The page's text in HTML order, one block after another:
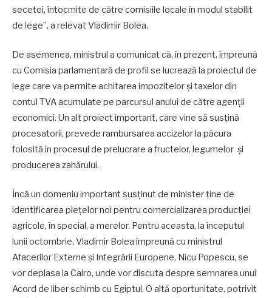
secetei, întocmite de către comisiile locale în modul stabilit
de lege”, a relevat Vladimir Bolea.
De asemenea, ministrul a comunicat că, în prezent, împreună
cu Comisia parlamentară de profil se lucrează la proiectul de
lege care va permite achitarea impozitelor și taxelor din
contul TVA acumulate pe parcursul anului de către agenții
economici. Un alt proiect important, care vine să susțină
procesatorii, prevede rambursarea accizelor la păcura
folosită în procesul de prelucrare a fructelor, legumelor și
producerea zahărului.
Încă un domeniu important susținut de minister ține de
identificarea piețelor noi pentru comercializarea producției
agricole, în special, a merelor. Pentru aceasta, la începutul
lunii octombrie, Vladimir Bolea împreună cu ministrul
Afacerilor Externe și Integrării Europene, Nicu Popescu, se
vor deplasa la Cairo, unde vor discuta despre semnarea unui
Acord de liber schimb cu Egiptul. O altă oportunitate, potrivit